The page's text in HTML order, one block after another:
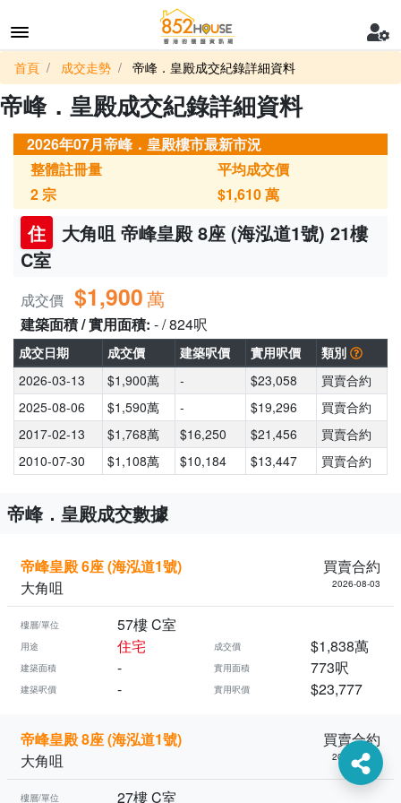
首頁 成交走勢 帝峰．皇殿成交紀錄詳細資料
帝峰．皇殿成交紀錄詳細資料
2026年07月帝峰．皇殿樓市最新市況
整體註冊量
2宗
平均成交價
$1,610萬
住
大角咀 帝峰皇殿 8座 (海泓道1號) 21樓
C室
成交價 $1,900萬
建築面積 / 實用面積: - / 824呎
成交日期 成交價 建築呎價 實用呎價
類別
2026-03-13
$1,900萬 - $23,058
買賣合約
2025-08-06
$1,590萬 - $19,296
買賣合約
2017-02-13
$1,768萬 $16,250 $21,456
買賣合約
2010-07-30
$1,108萬 $10,184 $13,447 買賣合約
帝峰．皇殿成交數據
帝峰皇殿 6座 (海泓道1號)
買賣合約
大角咀
2026-08-03
樓層/單位 57樓 C室
用途 住宅 成交價 $1,838萬
建築面積 - 實用面積 773呎
建築呎價 - 實用呎價 $23,777
帝峰皇殿 8座 (海泓道1號)
買賣合約
大角咀
2026-07-31
樓層/單位 27樓 C室